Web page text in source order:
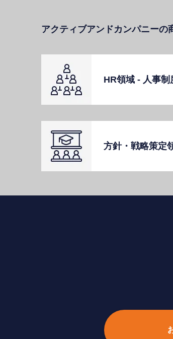
アクティブアンドカンパニーの
HR領域 - ⼈事制
⽅針・戦略策定